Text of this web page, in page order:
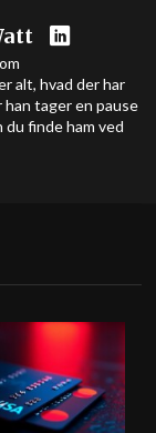
alt, hvad der har
tager en pause
finde ham ved